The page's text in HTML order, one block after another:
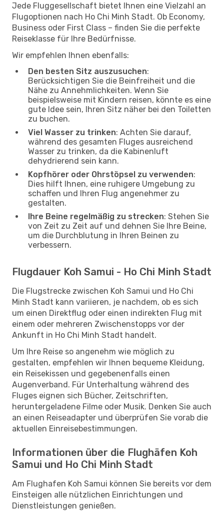
Jede Fluggesellschaft bietet Ihnen eine Vielzahl an
Flugoptionen nach Ho Chi Minh Stadt. Ob Economy,
Business oder First Class – finden Sie die perfekte
Reiseklasse für Ihre Bedürfnisse.
Wir empfehlen Ihnen ebenfalls:
Den besten Sitz auszusuchen:
Berücksichtigen Sie die Beinfreiheit und die
Nähe zu Annehmlichkeiten. Wenn Sie
beispielsweise mit Kindern reisen, könnte es eine
gute Idee sein, Ihren Sitz näher bei den Toiletten
zu buchen.
Viel Wasser zu trinken: Achten Sie darauf,
während des gesamten Fluges ausreichend
Wasser zu trinken, da die Kabinenluft
dehydrierend sein kann.
Kopfhörer oder Ohrstöpsel zu verwenden:
Dies hilft Ihnen, eine ruhigere Umgebung zu
schaffen und Ihren Flug angenehmer zu
gestalten.
Ihre Beine regelmäßig zu strecken: Stehen Sie
von Zeit zu Zeit auf und dehnen Sie Ihre Beine,
um die Durchblutung in Ihren Beinen zu
verbessern.
Flugdauer Koh Samui - Ho Chi Minh Stadt
Die Flugstrecke zwischen Koh Samui und Ho Chi
Minh Stadt kann variieren, je nachdem, ob es sich
um einen Direktflug oder einen indirekten Flug mit
einem oder mehreren Zwischenstopps vor der
Ankunft in Ho Chi Minh Stadt handelt.
Um Ihre Reise so angenehm wie möglich zu
gestalten, empfehlen wir Ihnen bequeme Kleidung,
ein Reisekissen und gegebenenfalls einen
Augenverband. Für Unterhaltung während des
Fluges eignen sich Bücher, Zeitschriften,
heruntergeladene Filme oder Musik. Denken Sie auch
an einen Reiseadapter und überprüfen Sie vorab die
aktuellen Einreisebestimmungen.
Informationen über die Flughäfen Koh
Samui und Ho Chi Minh Stadt
Am Flughafen Koh Samui können Sie bereits vor dem
Einsteigen alle nützlichen Einrichtungen und
Dienstleistungen genießen.